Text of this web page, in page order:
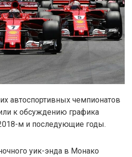
автоспортивных чемпионатов
к обсуждению графика
м и последующие годы.
уик-энда в Монако